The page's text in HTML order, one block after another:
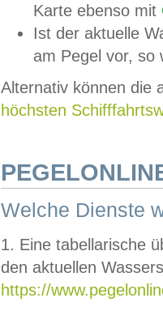
Karte ebenso mit
Ist der aktuelle
am Pegel vor,
Alternativ können die
höchsten
Welche Dienste
1. Eine tabellarische
den aktuellen
https://